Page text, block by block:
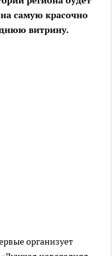
самую красочно
витрину.
организует